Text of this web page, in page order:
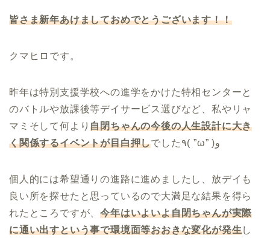
皆さま新年あけましておめでとうございます！！
クマヒロです。
昨年は特別支援学校への進学をかけた特相センターと
のバトルや放課後等デイサービス選びなど、私やリャ
マミそして何より自閉ちゃんの今後の人生設計に大き
く関係するイベントが目白押し
でした٩( ”ω” )و
個人的には希望通りの進路に進めましたし、放デイも
良い所を探せたと思っているので大満足な結果を得ら
れたところですが、今年はいよいよ自閉ちゃんが実際
に通い出すという事で環境面等おおきな変化が発生し